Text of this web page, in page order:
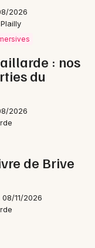
2026
: nos
du
2026
de Brive
11/2026